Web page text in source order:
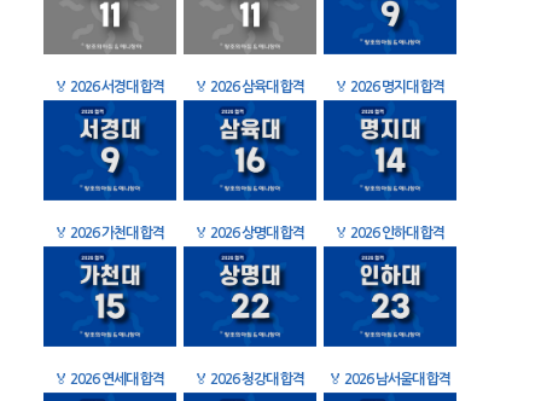
🏅 2026 서경대 합격 🏅 2026 삼육대 합격 🏅 2026 명지대 합격
🏅 2026 가천대 합격 🏅 2026 상명대 합격 🏅 2026 인하대 합격
🏅 2026 연세대 합격 🏅 2026 청강대 합격 🏅 2026 남서울대 합격